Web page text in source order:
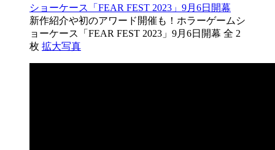
新作紹介や初のアワード開催も！ホラーゲームシ
ョーケース「FEAR FEST 2023」9月6日開幕 全 2
枚 拡大写真